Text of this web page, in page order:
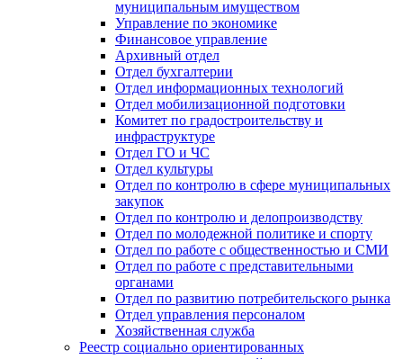
муниципальным имуществом
Управление по экономике
Финансовое управление
Архивный отдел
Отдел бухгалтерии
Отдел информационных технологий
Отдел мобилизационной подготовки
Комитет по градостроительству и
инфраструктуре
Отдел ГО и ЧС
Отдел культуры
Отдел по контролю в сфере муниципальных
закупок
Отдел по контролю и делопроизводству
Отдел по молодежной политике и спорту
Отдел по работе с общественностью и СМИ
Отдел по работе с представительными
органами
Отдел по развитию потребительского рынка
Отдел управления персоналом
Хозяйственная служба
Реестр социально ориентированных